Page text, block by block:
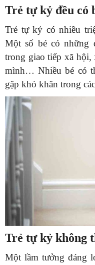
Trẻ tự kỷ đều có
Trẻ tự kỷ có nhiều
Một số bé có những
trong giao tiếp xã
mình… Nhiều bé có
gặp khó khăn trong
Trẻ tự kỷ không
Một lầm tưởng đáng